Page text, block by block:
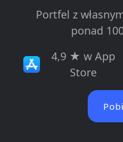
Portfel z
ponad
4,9 ★ w App
Store